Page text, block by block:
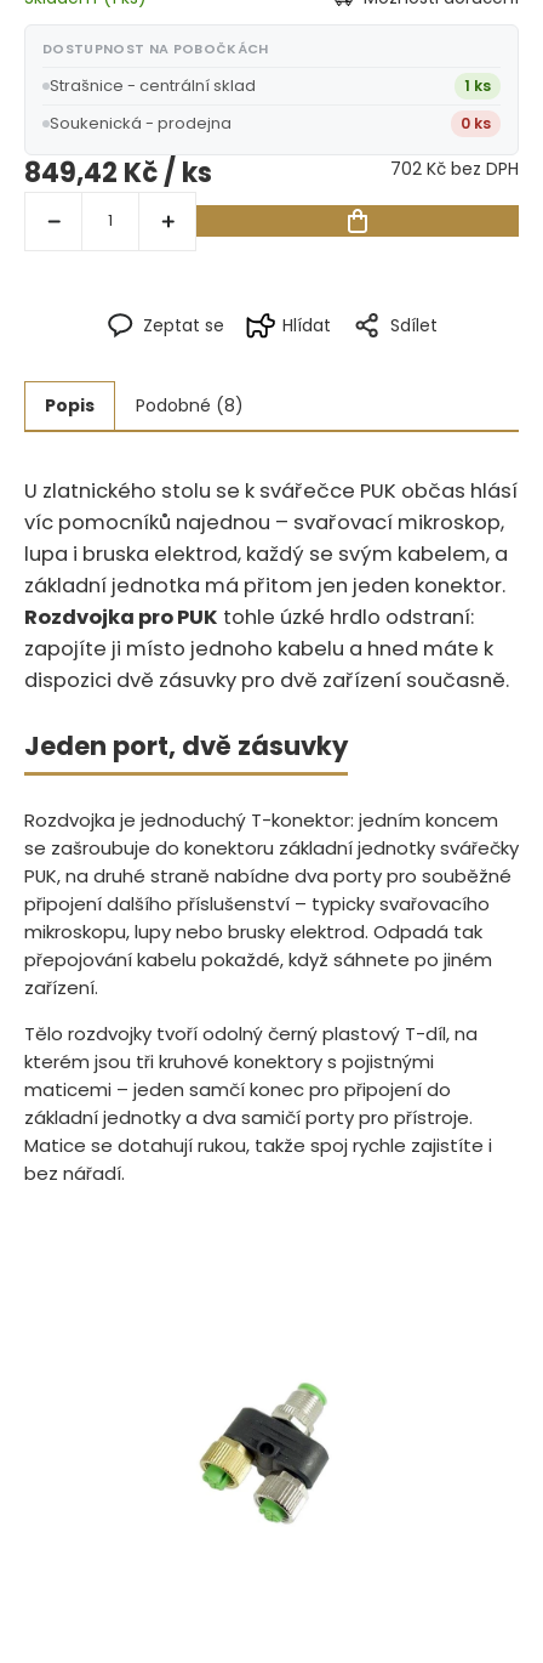
Zeptat se Hlídat Sdílet
DOSTUPNOST NA POBOČKÁCH
Strašnice - centrální sklad 1 ks
Soukenická - prodejna 0 ks
849,42 Kč/ ks 702 Kč bez DPH
Popis Podobné (8)
U zlatnického stolu se k svářečce PUK občas hlásí
víc pomocníků najednou – svařovací mikroskop,
lupa i bruska elektrod, každý se svým kabelem, a
základní jednotka má přitom jen jeden konektor.
Rozdvojka pro PUK tohle úzké hrdlo odstraní:
zapojíte ji místo jednoho kabelu a hned máte k
dispozici dvě zásuvky pro dvě zařízení současně.
Jeden port, dvě zásuvky
Rozdvojka je jednoduchý T-konektor: jedním koncem
se zašroubuje do konektoru základní jednotky svářečky
PUK, na druhé straně nabídne dva porty pro souběžné
připojení dalšího příslušenství – typicky svařovacího
mikroskopu, lupy nebo brusky elektrod. Odpadá tak
přepojování kabelu pokaždé, když sáhnete po jiném
zařízení.
Tělo rozdvojky tvoří odolný černý plastový T-díl, na
kterém jsou tři kruhové konektory s pojistnými
maticemi – jeden samčí konec pro připojení do
základní jednotky a dva samičí porty pro přístroje.
Matice se dotahují rukou, takže spoj rychle zajistíte i
bez nářadí.